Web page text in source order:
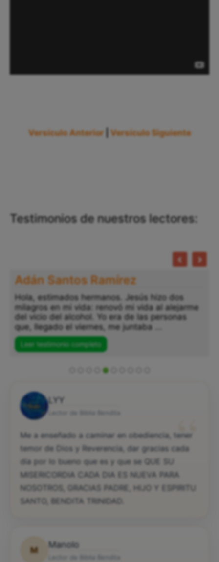
Versículo Anterior Versículo Siguiente
Testimonios de nuestros lectores:
Adán Santos Ramírez
Hola, estimados hermanos. Jesús hizo dos
milagros en mi vida: renovó mi vida al alejarme
del vicio del alcohol. Yo era de las personas
que, llegado el viernes, me juntaba ...
Leer testimonio completo
LYY
“
Me a enseñado a caminar en obediencia, tener
temor de Dios y Reverencia, dar gracias cada
día por lo bueno que es y que se QUE SU
MISERICORDIA CADA DIA ES NUEVA PARA
NOSOTROS, GRACIAS PADRE, HIJO Y ESPIRITU
SANTO, BENDITA TRINIDAD.
M
Manolo